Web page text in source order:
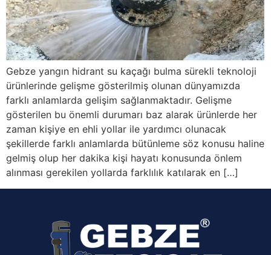
Gebze yangın hidrant su kaçağı bulma sürekli teknoloji
ürünlerinde gelişme gösterilmiş olunan dünyamızda
farklı anlamlarda gelişim sağlanmaktadır. Gelişme
gösterilen bu önemli durumarı baz alarak ürünlerde her
zaman kişiye en ehli yollar ile yardımcı olunacak
şekillerde farklı anlamlarda bütünleme söz konusu haline
gelmiş olup her dakika kişi hayatı konusunda önlem
alınması gerekilen yollarda farklılık katılarak en […]